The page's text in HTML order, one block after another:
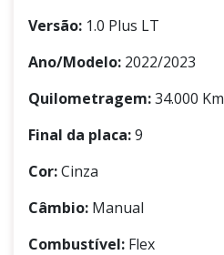
Versão: 1.0 Plus LT
Ano/Modelo: 2022/2023
Quilometragem:34.000 Km
Final da placa:9
Cor:Cinza
Câmbio: Manual
Combustível: Flex